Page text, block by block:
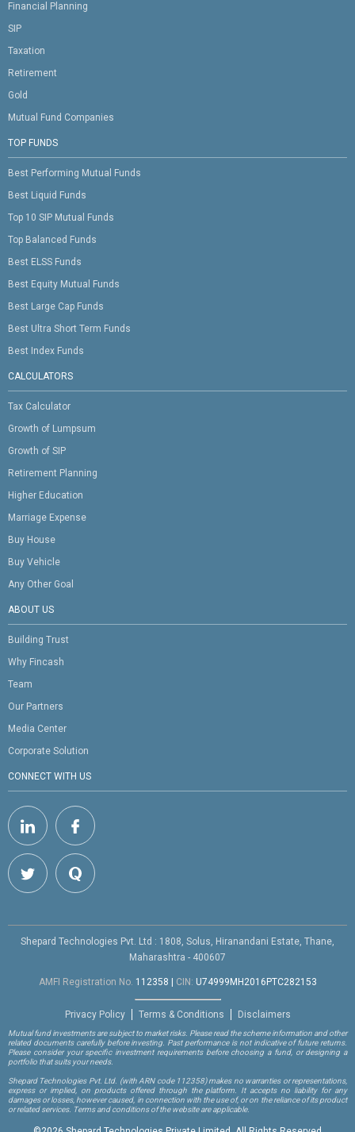
Financial Planning
SIP
Taxation
Retirement
Gold
Mutual Fund Companies
TOP FUNDS
Best Performing Mutual Funds
Best Liquid Funds
Top 10 SIP Mutual Funds
Top Balanced Funds
Best ELSS Funds
Best Equity Mutual Funds
Best Large Cap Funds
Best Ultra Short Term Funds
Best Index Funds
CALCULATORS
Tax Calculator
Growth of Lumpsum
Growth of SIP
Retirement Planning
Higher Education
Marriage Expense
Buy House
Buy Vehicle
Any Other Goal
ABOUT US
Building Trust
Why Fincash
Team
Our Partners
Media Center
Corporate Solution
CONNECT WITH US
Shepard Technologies Pvt. Ltd : 1808, Solus, Hiranandani Estate, Thane,
Maharashtra - 400607
AMFI Registration No. 112358 CIN: U74999MH2016PTC282153
Privacy Policy Terms & Conditions Disclaimers
Mutual fund investments are subject to market risks. Please read the scheme information and other
related documents carefully before investing. Past performance is not indicative of future returns.
Please consider your specific investment requirements before choosing a fund, or designing a
portfolio that suits your needs.
Shepard Technologies Pvt. Ltd. (with ARN code 112358)makes no warranties or representations,
express or implied, on products offered through the platform. It accepts no liability for any
damages or losses, however caused, in connection with the use of, or on the reliance of its product
or related services. Terms and conditions of the website are applicable.